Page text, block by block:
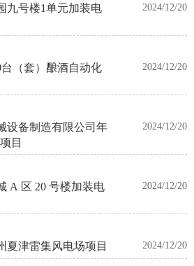
九号楼1单元加装电
2024/12/20
台（套）酿酒自动化
2024/12/20
设备制造有限公司年
目
2024/12/20
A 区 20 号楼加装电
2024/12/20
夏津雷集风电场项目 2024/12/20